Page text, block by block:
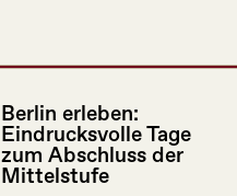
Berlin erleben:
Eindrucksvolle Tage
zum Abschluss der
Mittelstufe